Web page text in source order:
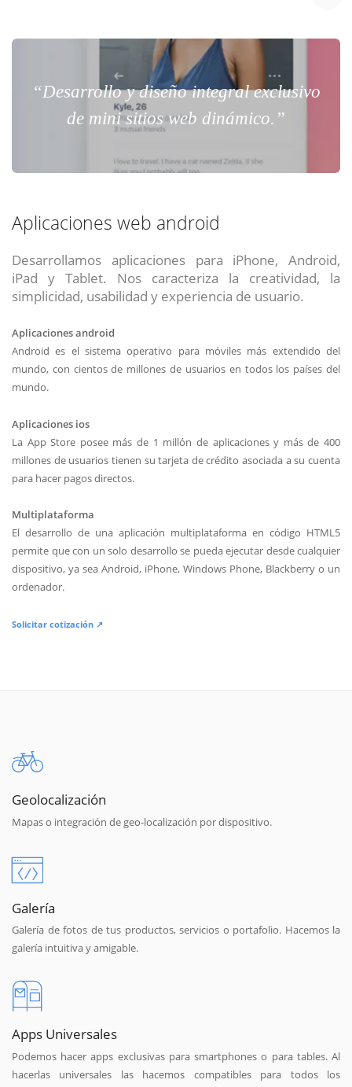
“Desarrollo y diseño integral exclusivo
de mini sitios web dinámico.”
Aplicaciones web android
Desarrollamos aplicaciones para iPhone, Android,
iPad y Tablet. Nos caracteriza la creatividad, la
simplicidad, usabilidad y experiencia de usuario.
Aplicaciones android
Android es el sistema operativo para móviles más extendido del
mundo, con cientos de millones de usuarios en todos los países del
mundo.
Aplicaciones ios
La App Store posee más de 1 millón de aplicaciones y más de 400
millones de usuarios tienen su tarjeta de crédito asociada a su cuenta
para hacer pagos directos.
Multiplataforma
El desarrollo de una aplicación multiplataforma en código HTML5
permite que con un solo desarrollo se pueda ejecutar desde cualquier
dispositivo, ya sea Android, iPhone, Windows Phone, Blackberry o un
ordenador.
Solicitar cotización ↗
Geolocalización
Mapas o integración de geo-localización por dispositivo.
Galería
Galería de fotos de tus productos, servicios o portafolio. Hacemos la
galería intuitiva y amigable.
Apps Universales
Podemos hacer apps exclusivas para smartphones o para tables. Al
hacerlas universales las hacemos compatibles para todos los